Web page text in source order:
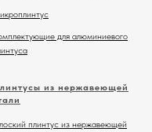
для алюминиевого
из нержавеющей
плинтус из нержавеющей